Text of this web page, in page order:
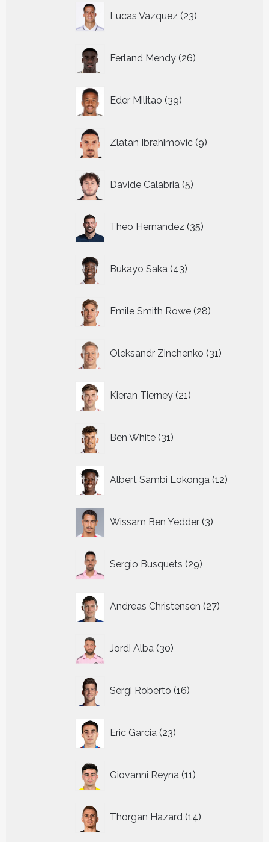
Lucas Vazquez 23
producten
Ferland Mendy 26
producten
Eder Militao 39
producten
Zlatan Ibrahimovic 9
producten
Davide Calabria 5
producten
Theo Hernandez 35
producten
Bukayo Saka 43
producten
Emile Smith Rowe 28
producten
Oleksandr Zinchenko 31
producten
Kieran Tierney 21
producten
Ben White 31
producten
Albert Sambi Lokonga 12
Wissam Ben Yedder 3
producten
Sergio Busquets 29
producten
Andreas Christensen 27
producten
Jordi Alba 30
producten
Sergi Roberto 16
producten
Eric Garcia 23
producten
Giovanni Reyna 11
producten
Thorgan Hazard 14
producten